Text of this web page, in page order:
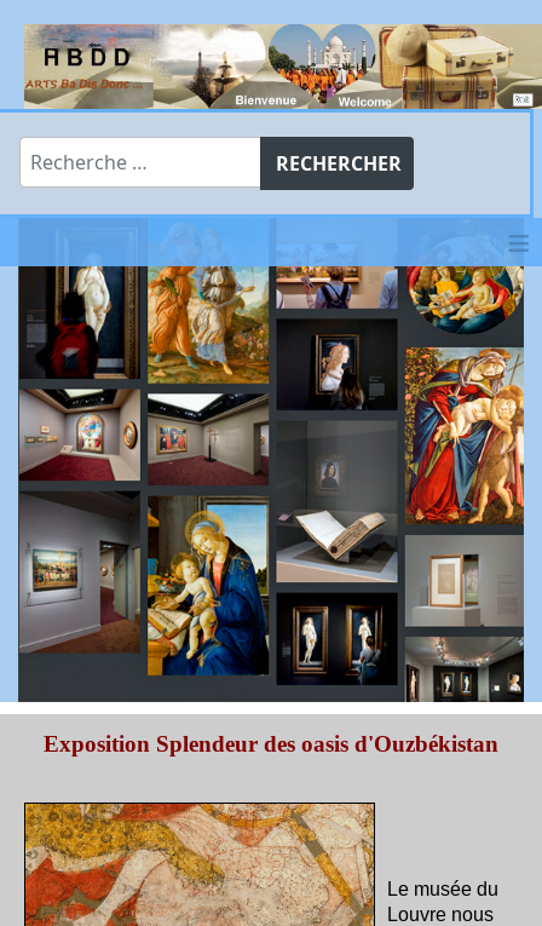
Rechercher
RECHERCHER
≡
Exposition Splendeur des oasis d'Ouzbékistan
Le musée du
Louvre nous